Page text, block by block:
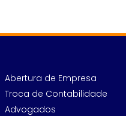
Abertura de Empresa
Troca de Contabilidade
Advogados